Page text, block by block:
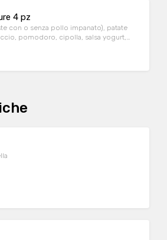
4 pz
con o senza pollo impanato), patate
cipolla, salsa yogurt,